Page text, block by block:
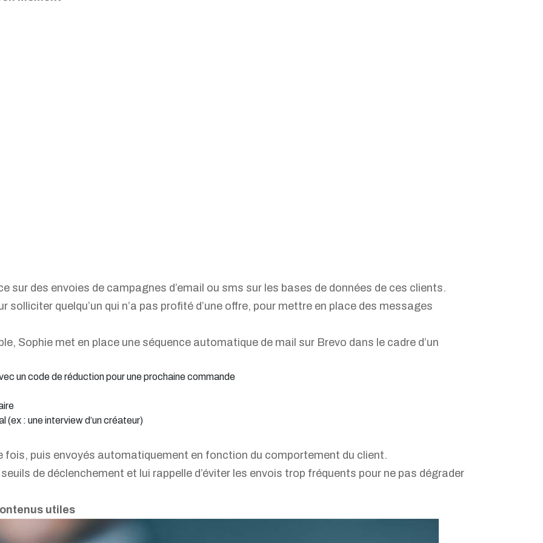
sur des envoies de campagnes d’email ou sms sur les bases de données de ces clients.
solliciter quelqu’un qui n’a pas profité d’une offre, pour mettre en place des messages
Sophie met en place une séquence automatique de mail sur Brevo dans le cadre d’un
un code de réduction pour une prochaine commande
: une interview d’un créateur)
fois, puis envoyés automatiquement en fonction du comportement du client.
de déclenchement et lui rappelle d’éviter les envois trop fréquents pour ne pas dégrader
utiles